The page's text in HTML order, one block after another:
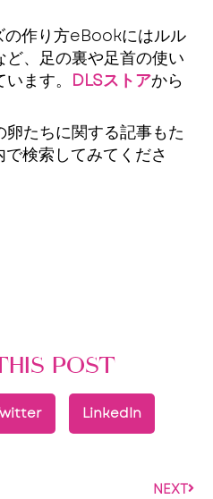
作り方eBookにはルル
、足の裏や足首の使い
ます。 DLSストアから
たちに関する記事もた
検索してみてくださ
POST
LinkedIn
NEXT